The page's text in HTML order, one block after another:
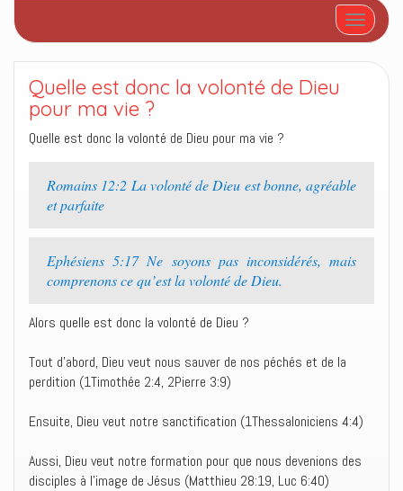
Afficher/
Quelle est donc la volonté de Dieu
pour ma vie ?
Quelle est donc la volonté de Dieu pour ma vie ?
Romains 12:2 La volonté de Dieu est bonne, agréable
et parfaite
Ephésiens 5:17 Ne soyons pas inconsidérés, mais
comprenons ce qu’est la volonté de Dieu.
Alors quelle est donc la volonté de Dieu ?
Tout d’abord, Dieu veut nous sauver de nos péchés et de la
perdition (1Timothée 2:4, 2Pierre 3:9)
Ensuite, Dieu veut notre sanctification (1Thessaloniciens 4:4)
Aussi, Dieu veut notre formation pour que nous devenions des
disciples à l’image de Jésus (Matthieu 28:19, Luc 6:40)